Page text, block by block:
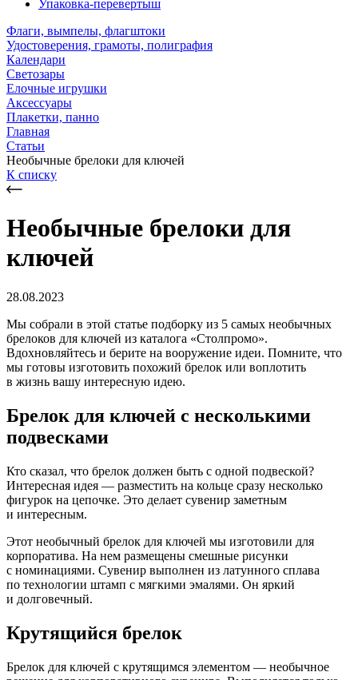
Упаковка-перевертыш
Флаги, вымпелы, флагштоки
Удостоверения, грамоты, полиграфия
Календари
Светозары
Елочные игрушки
Аксессуары
Плакетки, панно
Главная
Статьи
Необычные брелоки для ключей
К списку
Необычные брелоки для
ключей
28.08.2023
Мы собрали в этой статье подборку из 5 самых необычных
брелоков для ключей из каталога «Столпромо».
Вдохновляйтесь и берите на вооружение идеи. Помните, что
мы готовы изготовить похожий брелок или воплотить
в жизнь вашу интересную идею.
Брелок для ключей с несколькими
подвесками
Кто сказал, что брелок должен быть с одной подвеской?
Интересная идея — разместить на кольце сразу несколько
фигурок на цепочке. Это делает сувенир заметным
и интересным.
Этот необычный брелок для ключей мы изготовили для
корпоратива. На нем размещены смешные рисунки
с номинациями. Сувенир выполнен из латунного сплава
по технологии штамп с мягкими эмалями. Он яркий
и долговечный.
Крутящийся брелок
Брелок для ключей с крутящимся элементом — необычное